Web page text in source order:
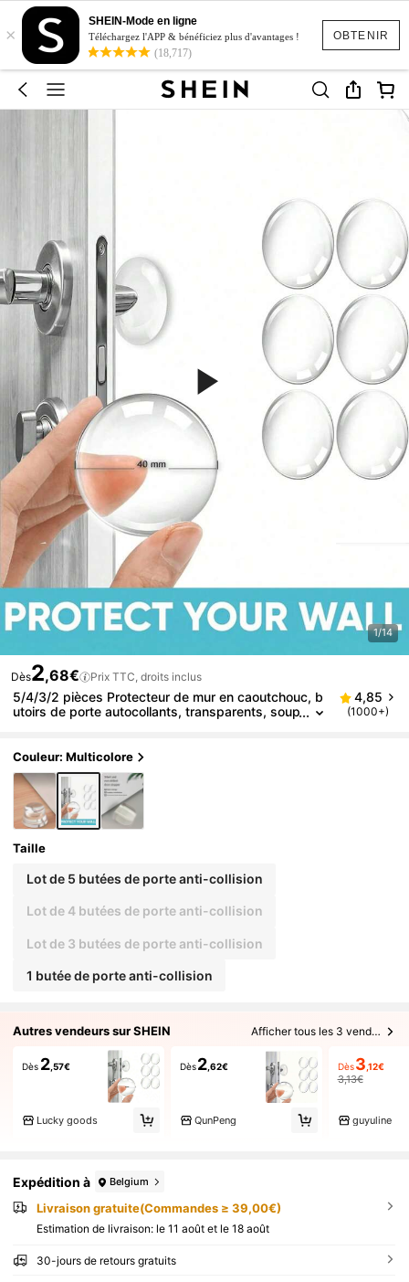
OBTENIR
×
SHEIN-Mode en ligne
Téléchargez l'APP & bénéficiez plus d'avantages !
(18,717)
1/14
Dès2,68€ Prix TTC, droits inclus
5/4/3/2 pièces Protecteur de mur en caoutchouc, b
utoirs de porte autocollants, transparents, soup
uisine
4,85
(1000+)
Couleur: Multicolore
Taille
Lot de 5 butées de porte anti-collision
Lot de 4 butées de porte anti-collision
Lot de 3 butées de porte anti-collision
1 butée de porte anti-collision
Autres vendeurs sur SHEIN Afficher tous les 3 vendeurs
Dès 2,57€
Lucky goods
Dès2 ,62€
QunPeng
Dès 3 ,12€
3,13€
guyuline
Expédition à Belgium
Livraison gratuite(Commandes ≥ 39,00€)
Estimation de livraison: le 11 août et le 18 août
30-jours de retours gratuits